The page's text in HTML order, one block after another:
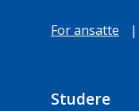
For ansatte |
Studere